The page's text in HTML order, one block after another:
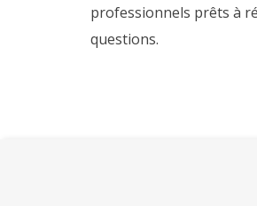
professionnels prêts à
questions.